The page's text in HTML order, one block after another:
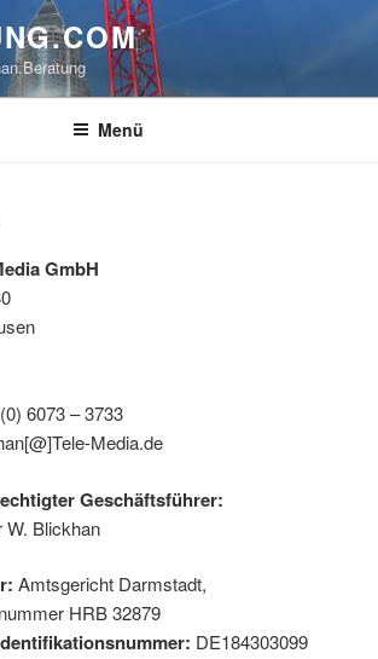
Menü
GmbH
6073 – 3733
Media.de
Geschäftsführer:
W. Blickhan
Amtsgericht Darmstadt,
HRB 32879
DE184303099